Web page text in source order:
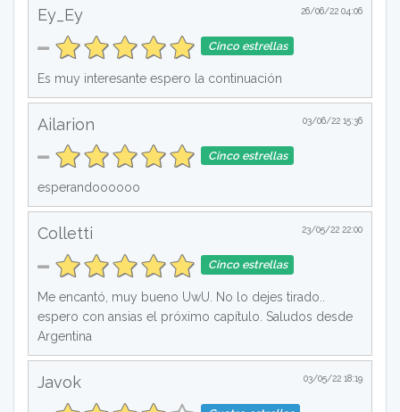
26/06/22 04:06
Ey_Ey
Cinco estrellas
Es muy interesante espero la continuación
03/06/22 15:36
Ailarion
Cinco estrellas
esperandoooooo
23/05/22 22:00
Colletti
Cinco estrellas
Me encantó, muy bueno UwU. No lo dejes tirado..
espero con ansias el próximo capítulo. Saludos desde
Argentina
03/05/22 18:19
Javok